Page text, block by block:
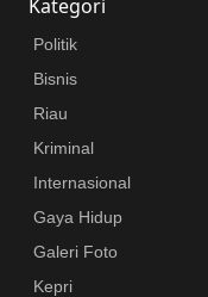
Kategori
Politik
Bisnis
Riau
Kriminal
Internasional
Gaya Hidup
Galeri Foto
Kepri